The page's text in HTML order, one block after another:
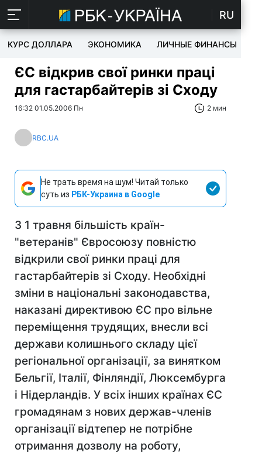
RU
КУРС ДОЛЛАРА ЭКОНОМИКА ЛИЧНЫЕ ФИНАНСЫ
ЄС відкрив свої ринки праці
для гастарбайтерів зі Сходу
16:32 01.05.2006 Пн 2 мин
RBC.UA
Не трать время на шум! Читай только
суть из РБК-Украина в Google
З 1 травня більшість країн-
"ветеранів" Євросоюзу повністю
відкрили свої ринки праці для
гастарбайтерів зі Сходу. Необхідні
зміни в національні законодавства,
наказані директивою ЄС про вільне
переміщення трудящих, внесли всі
держави колишнього складу цієї
регіональної організації, за винятком
Бельгії, Італії, Фінляндії, Люксембурга
і Нідерландів. У всіх інших країнах ЄС
громадянам з нових держав-членів
організації відтепер не потрібне
отримання дозволу на роботу,